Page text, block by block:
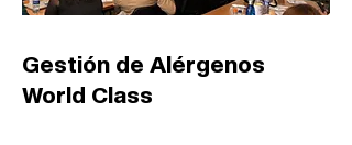
Gestión de Alérgenos
World Class